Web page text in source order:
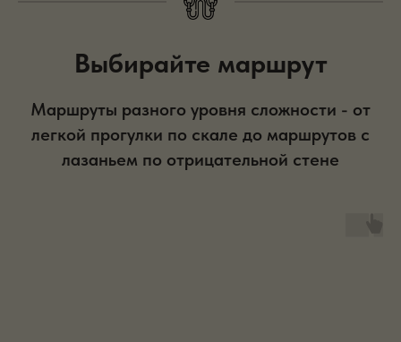
Выбирайте маршрут
Маршруты разного уровня сложности - от
легкой прогулки по скале до маршрутов с
лазаньем по отрицательной стене